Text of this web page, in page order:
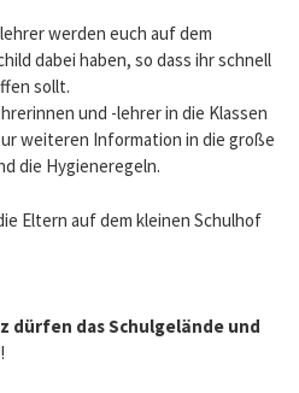
werden euch auf dem
dabei haben, so dass ihr schnell
sollt.
und -lehrer in die Klassen
weiteren Information in die große
die Hygieneregeln.
Eltern auf dem kleinen Schulhof
dürfen das Schulgelände und
!